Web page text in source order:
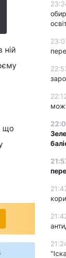
ній
що